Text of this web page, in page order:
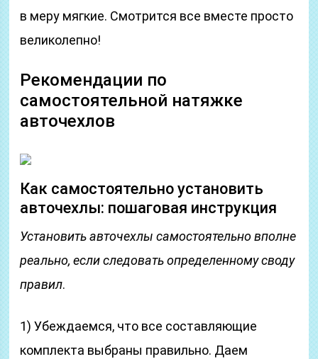
в меру мягкие. Смотрится все вместе просто
великолепно!
Рекомендации по
самостоятельной натяжке
авточехлов
Как самостоятельно установить
авточехлы: пошаговая инструкция
Установить авточехлы самостоятельно вполне
реально, если следовать определенному своду
правил.
1) Убеждаемся, что все составляющие
комплекта выбраны правильно. Даем